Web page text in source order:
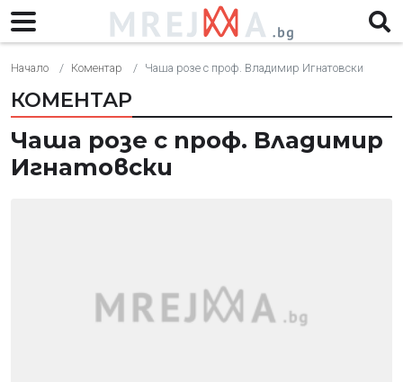
Начало Коментар Чаша розе с проф. Владимир Игнатовски
КОМЕНТАР
Чаша розе с проф. Владимир
Игнатовски